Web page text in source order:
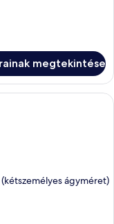
megtekintése
kanapéval, egy fa
ágyméret)